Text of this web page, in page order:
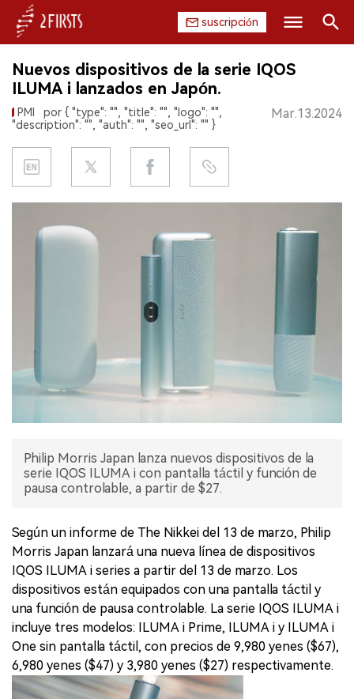
suscripción
INICIO
EMPRESA
PRODUCTO
CHINA
ENTREVISTA
Nuevos dispositivos de la serie IQOS
ILUMA i lanzados en Japón.
PMI
por { "type": "", "title": "", "logo": "",
"description": "", "auth": "", "seo_url": "" }
Mar.13.2024
Philip Morris Japan lanza nuevos dispositivos de la
serie IQOS ILUMA i con pantalla táctil y función de
pausa controlable, a partir de $27.
Según un informe de The Nikkei del 13 de marzo, Philip
Morris Japan lanzará una nueva línea de dispositivos
IQOS ILUMA i series a partir del 13 de marzo. Los
dispositivos están equipados con una pantalla táctil y
una función de pausa controlable. La serie IQOS ILUMA i
incluye tres modelos: ILUMA i Prime, ILUMA i y ILUMA i
One sin pantalla táctil, con precios de 9,980 yenes ($67),
6,980 yenes ($47) y 3,980 yenes ($27) respectivamente.